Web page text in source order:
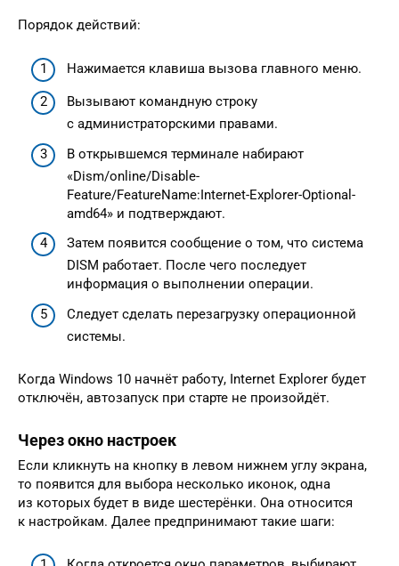
Порядок действий:
Нажимается клавиша вызова главного меню.
Вызывают командную строку
с администраторскими правами.
В открывшемся терминале набирают
«Dism/online/Disable-
Feature/FeatureName:Internet-Explorer-Optional-
amd64» и подтверждают.
Затем появится сообщение о том, что система
DISM работает. После чего последует
информация о выполнении операции.
Следует сделать перезагрузку операционной
системы.
Когда Windows 10 начнёт работу, Internet Explorer будет
отключён, автозапуск при старте не произойдёт.
Через окно настроек
Если кликнуть на кнопку в левом нижнем углу экрана,
то появится для выбора несколько иконок, одна
из которых будет в виде шестерёнки. Она относится
к настройкам. Далее предпринимают такие шаги: